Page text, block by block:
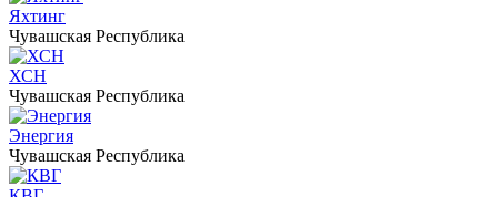
Яхтинг
Чувашская Республика
ХСН
Чувашская Республика
Энергия
Чувашская Республика